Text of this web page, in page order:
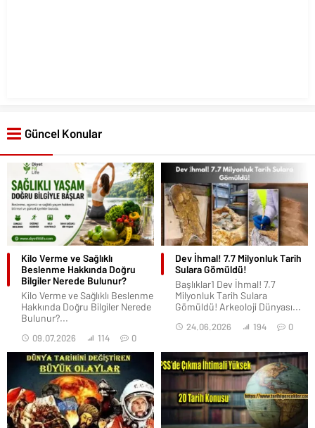
Güncel Konular
Kilo Verme ve Sağlıklı
Beslenme Hakkında Doğru
Bilgiler Nerede Bulunur?
Kilo Verme ve Sağlıklı Beslenme
Hakkında Doğru Bilgiler Nerede
Bulunur?...
09.07.2026 114 0
Dev İhmal! 7.7 Milyonluk Tarih
Sulara Gömüldü!
Başlıklar1 Dev İhmal! 7.7
Milyonluk Tarih Sulara
Gömüldü! Arkeoloji Dünyası...
24.06.2026 194 0